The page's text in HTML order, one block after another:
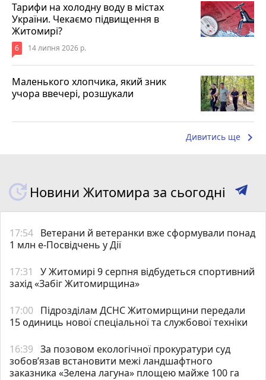
Тарифи на холодну воду в містах
України. Чекаємо підвищення в
Житомирі?
6 14 липня 2026 р.
Маленького хлопчика, який зник
учора ввечері, розшукали
Дивитись ще keyboard_arrow_right
Новини Житомира за сьогодні
17:54 Ветерани й ветеранки вже сформували понад
1 млн е-Посвідчень у Дії
17:31
У Житомирі 9 серпня відбудеться спортивний
захід «Забіг Житомирщина»
17:00 Підрозділам ДСНС Житомирщини передали
15 одиниць нової спеціальної та службової техніки
16:39 За позовом екологічної прокуратури суд
зобов’язав встановити межі ландшафтного
заказника «Зелена лагуна» площею майже 100 га